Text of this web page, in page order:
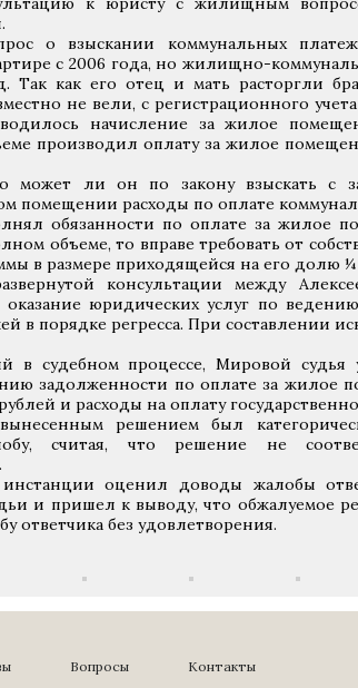
о взыскании коммунальных
с 2006 года, но жилищно-
Так как его отец и мать расторгли
не вели, с регистрационного
начисление за жилое
производил оплату за жилое
может ли он по закону взыскать с
помещении расходы по оплате
обязанности по оплате за жилое
объеме, то вправе требовать от
в размере приходящейся на его долю ¼
консультации между
юридических услуг по
в порядке регресса. При составлении
в судебном процессе, Мировой судья
задолженности по оплате за жилое
рублей и расходы на оплату
решением был
считая, что решение не
оценил доводы жалобы
и пришел к выводу, что обжалуемое
ответчика без удовлетворения.
Вопросы Контакты